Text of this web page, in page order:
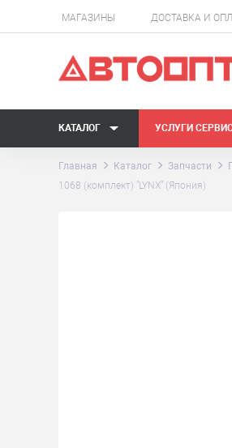
МАГАЗИНЫ ДОСТАВКА И
КАТАЛОГ УСЛУГИ
Главная Каталог Запчасти
1068 (комплект) "LYNX" (Япония)